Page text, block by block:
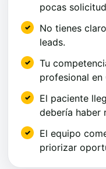
pocas
No tienes
leads.
Tu
profesional en
El paciente
debería haber
El equipo
priorizar